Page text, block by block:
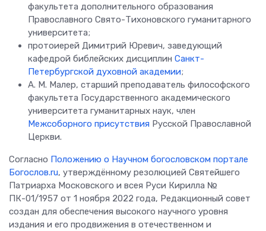
факультета дополнительного образования
Православного Свято-Тихоновского гуманитарного
университета;
протоиерей Димитрий Юревич, заведующий
кафедрой библейских дисциплин Санкт-
Петербургской духовной академии;
А. М. Малер, старший преподаватель философского
факультета Государственного академического
университета гуманитарных наук, член
Межсоборного присутствия Русской Православной
Церкви.
Согласно Положению о Научном богословском портале
Богослов.ru, утверждённому резолюцией Святейшего
Патриарха Московского и всея Руси Кирилла №
ПК-01/1957 от 1 ноября 2022 года, Редакционный совет
создан для обеспечения высокого научного уровня
издания и его продвижения в отечественном и